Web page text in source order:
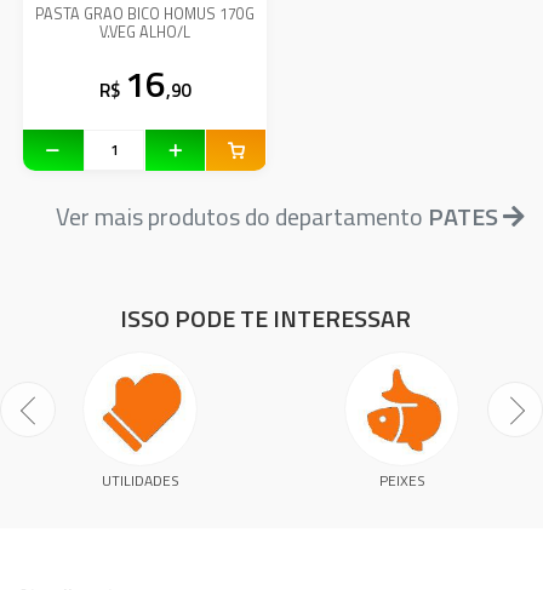
PASTA GRAO BICO HOMUS 170G
V.VEG ALHO/L
R$ 16,90
Ver mais produtos do departamento PATES
ISSO PODE TE INTERESSAR
UTILIDADES PEIXES